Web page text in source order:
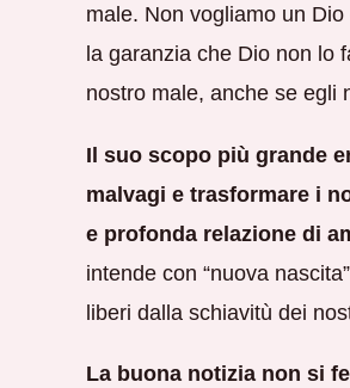
male. Non vogliamo un
la garanzia che Dio non lo
nostro male, anche se egli
Il suo scopo più grande
malvagi e trasformare i
e profonda relazione di
intende con “nuova
liberi dalla schiavitù dei
La buona notizia non si